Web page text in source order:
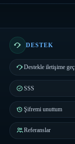
DESTEK
Destekle iletişime geç
SSS
Şifremi unuttum
Referanslar